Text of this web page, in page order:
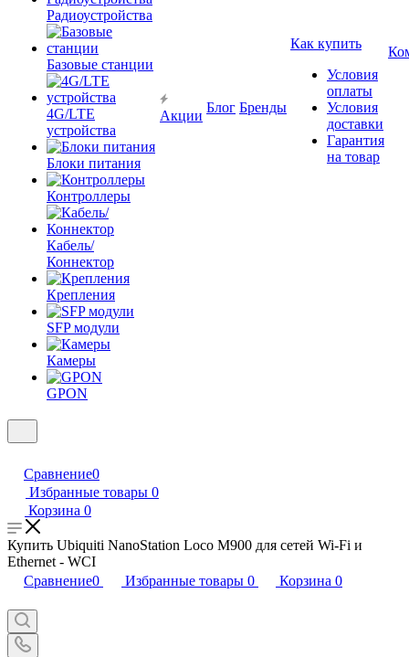
Радиоустройства
Базовые станции
4G/LTE
устройства
Блоки питания
Контроллеры
Кабель/
Коннектор
Крепления
SFP модули
Камеры
GPON
Акции
Блог Бренды
Как купить
Условия
оплаты
Условия
доставки
Гарантия
на товар
Сравнение0
Избранные товары 0
Корзина 0
Купить Ubiquiti NanoStation Loco M900 для сетей Wi-Fi и
Ethernet - WCI
Сравнение0 Избранные товары 0 Корзина 0